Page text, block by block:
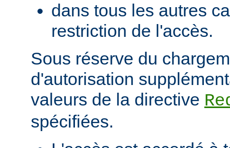
dans tous les autres
restriction de l'accès.
Sous réserve du
d'autorisation
valeurs de la directive
spécifiées.